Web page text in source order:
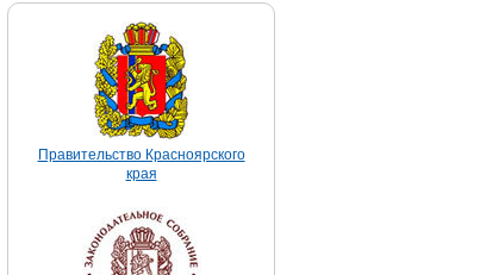
Правительство Красноярского
края